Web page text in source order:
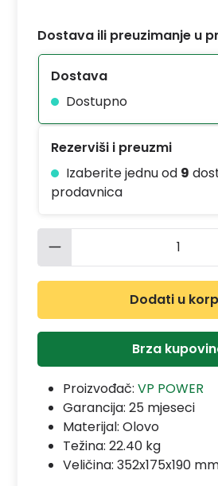
Dostava ili preuzimanje u
Dostava
Dostupno
Rezerviši i preuzmi
Izaberite jednu od 9
prodavnica
Količina
Dodati u
Brza
Proizvođač: VP POWER
Garancija: 25 mjeseci
Materijal: Olovo
Težina: 22.40 kg
Veličina: 352x175x190